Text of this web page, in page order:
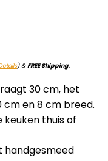
)&FREE Shipping.
30 cm, het
cm en 8 cm breed.
keuken thuis of
handgesmeed